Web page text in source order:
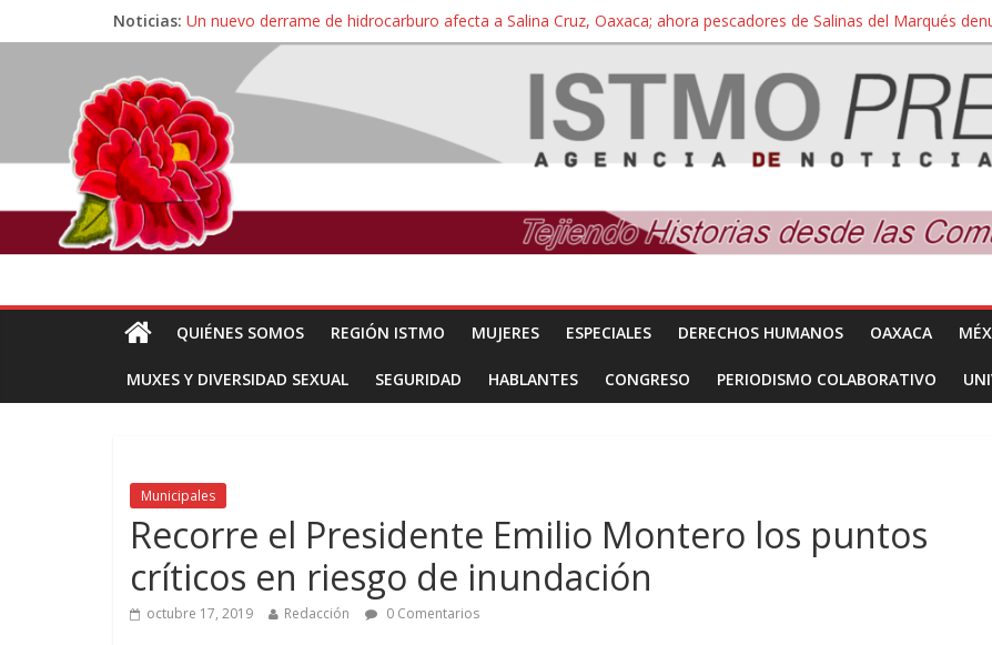
Noticias: Un nuevo derrame de hidrocarburo afecta a Salina Cruz, Oaxaca; ahora pescadores de Salinas del Marqués
Ángel, el joven autista expulsado por la Universidad Bienestar de Ixtepec, Oaxaca vuelve a las aulas tras
Familiares de periodista Alejandro Leyva se reúnen con titular de la SEGOB y exigen detener a los autores
Alertan pescadores de Juchitán, Oaxaca de nuevo despojo de su territorio para construir un parque eólico
Pescadores y comuneros ikoots detienen la extracción ilegal de material pétreo de gravera Oyamel
QUIÉNES SOMOS REGIÓN ISTMO MUJERES ESPECIALES DERECHOS HUMANOS OAXACA
MUXES Y DIVERSIDAD SEXUAL SEGURIDAD HABLANTES CONGRESO PERIODISMO COLABORATIVO
Municipales
Recorre el Presidente Emilio Montero los puntos
críticos en riesgo de inundación
octubre 17, 2019 Redacción 0 Comentarios